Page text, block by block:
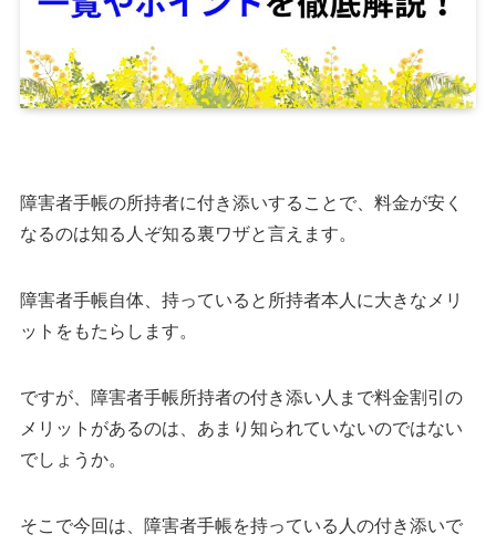
障害者手帳の所持者に付き添いすることで、料金が安く
なるのは知る人ぞ知る裏ワザと言えます。
障害者手帳自体、持っていると所持者本人に大きなメリ
ットをもたらします。
ですが、障害者手帳所持者の付き添い人まで料金割引の
メリットがあるのは、あまり知られていないのではない
でしょうか。
そこで今回は、障害者手帳を持っている人の付き添いで